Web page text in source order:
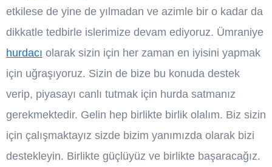
etkilese de yine de yılmadan ve azimle bir o kadar da
dikkatle tedbirle islerimize devam ediyoruz. Ümraniye
hurdacı olarak sizin için her zaman en iyisini yapmak
için uğraşıyoruz. Sizin de bize bu konuda destek
verip, piyasayı canlı tutmak için hurda satmanız
gerekmektedir. Gelin hep birlikte birlik olalım. Biz sizin
için çalışmaktayız sizde bizim yanımızda olarak bizi
destekleyin. Birlikte güçlüyüz ve birlikte başaracağız.